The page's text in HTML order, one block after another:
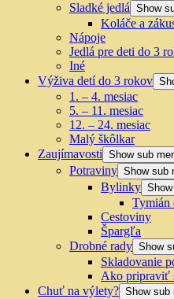
Sladké jedlá Show
Koláče a
Nápoje
Jedlá pre deti do 3
Iné
Výživa detí do 3 rokov
1. – 4. mesiac
5. – 11. mesiac
12. – 24. mesiac
Malý škôlkar
Zaujímavosti Show sub
Potraviny Show sub
Bylinky
Tymián
Cestoviny
Špargľa
Drobné rady Show
Skladovanie
Ako pripraviť
Chuť na výlety? Show sub